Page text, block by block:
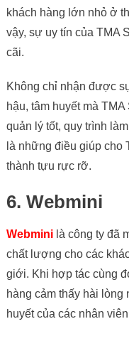
khách hàng lớn nhỏ ở
vậy, sự uy tín của TMA
cãi.
Không chỉ nhận được
hậu, tâm huyết mà
quản lý tốt, quy trình
là những điều giúp cho
thành tựu rực rỡ.
6. Webmini
Webminilà công ty đã
chất lượng cho các
giới. Khi hợp tác cùng
hàng cảm thấy hài lòng
huyết của các nhân